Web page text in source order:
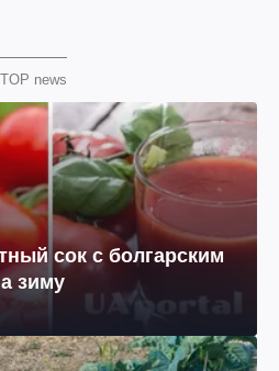
TOP news
сок с болгарским
зиму